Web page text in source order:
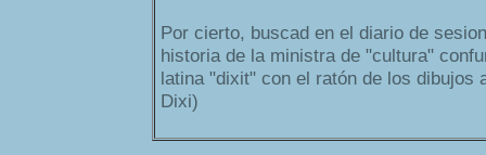
Por cierto, buscad en el diario de
historia de la ministra de "cultura"
latina "dixit" con el ratón de los dibujos
Dixi)